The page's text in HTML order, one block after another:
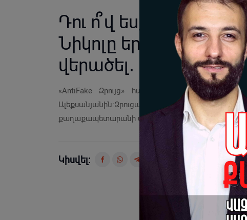
Դու ո՞վ ես, որ
Նիկոլը երկիրը
վերածել․ Ժաննա
«AntiFake Զրույց» հաղորդմանը Դավիթ
Ալեքսանյանին:Զրուցակիցները քննարկել են
քաղաքապետարանի միջադեպը:
Կիսվել: